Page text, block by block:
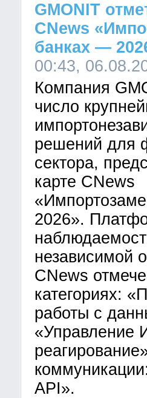
GMONIT
CNews
банках —
00:43,
Компания
число
решений для
сектора,
карте CNews
2026».
независимой
CNews
категориях:
работы с
«Управление
API».